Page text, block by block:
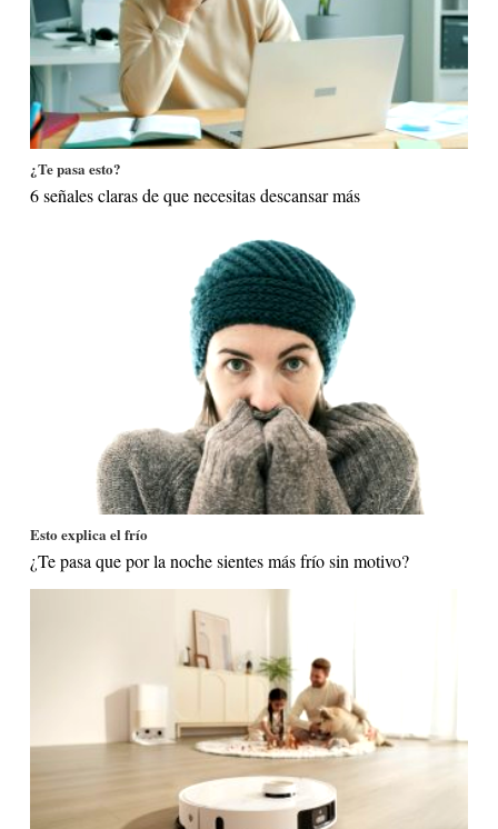
¿Te pasa esto?
6 señales claras de que necesitas descansar más
Esto explica el frío
¿Te pasa que por la noche sientes más frío sin motivo?